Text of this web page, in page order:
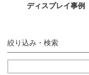
ディスプレイ事例
絞り込み・検索